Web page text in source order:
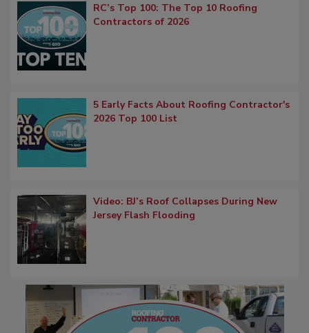
RC’s Top 100: The Top 10 Roofing
Contractors of 2026
5 Early Facts About Roofing Contractor's
2026 Top 100 List
Video: BJ’s Roof Collapses During New
Jersey Flash Flooding